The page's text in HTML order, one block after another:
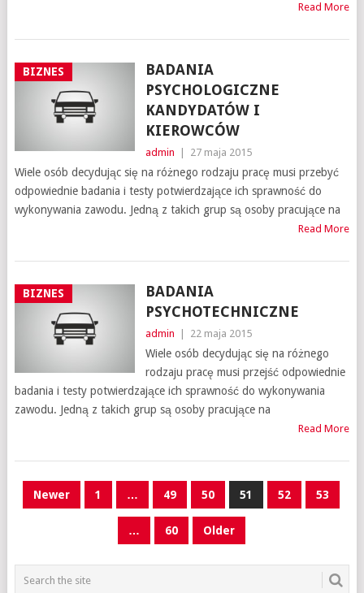
Read More
BIZNES
BADANIA
PSYCHOLOGICZNE
KANDYDATÓW I
KIEROWCÓW
admin 27 maja 2015
Wiele osób decydując się na różnego rodzaju pracę musi przebyć
odpowiednie badania i testy potwierdzające ich sprawność do
wykonywania zawodu. Jedną z takich grup są osoby pracujące na
Read More
BIZNES
BADANIA
PSYCHOTECHNICZNE
admin 22 maja 2015
Wiele osób decydując się na różnego
rodzaju pracę musi przejść odpowiednie
badania i testy potwierdzające ich sprawność do wykonywania
zawodu. Jedną z takich grup są osoby pracujące na
Read More
NAWIGACJA
Newer 1 … 49 50 51 52 53
… 60 Older